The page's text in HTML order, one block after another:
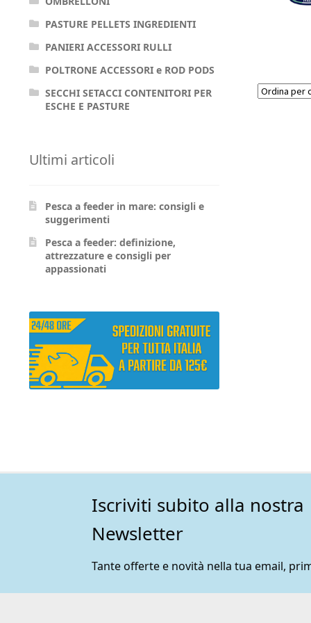
PASTURE PELLETS INGREDIENTI
PANIERI ACCESSORI RULLI
POLTRONE ACCESSORI e ROD PODS
SECCHI SETACCI CONTENITORI PER
ESCHE E PASTURE
Ultimi articoli
Pesca a feeder in mare: consigli e
suggerimenti
Pesca a feeder: definizione,
attrezzature e consigli per
appassionati
Iscriviti subito alla nostra
Newsletter
Tante offerte e novità nella tua email,